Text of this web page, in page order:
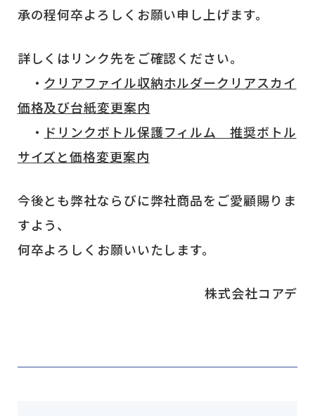
承の程何卒よろしくお願い申し上げます。
詳しくはリンク先をご確認ください。
・ クリアファイル収納ホルダークリアスカイ
価格及び台紙変更案内
・ ドリンクボトル保護フィルム 推奨ボトル
サイズと価格変更案内
今後とも弊社ならびに弊社商品をご愛顧賜りま
すよう、
何卒よろしくお願いいたします。
株式会社コアデ